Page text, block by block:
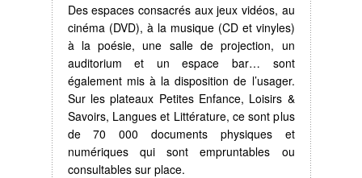
Des espaces consacrés aux jeux vidéos, au
cinéma (DVD), à la musique (CD et vinyles)
à la poésie, une salle de projection, un
auditorium et un espace bar… sont
également mis à la disposition de l’usager.
Sur les plateaux Petites Enfance, Loisirs &
Savoirs, Langues et Littérature, ce sont plus
de 70 000 documents physiques et
numériques qui sont empruntables ou
consultables sur place.